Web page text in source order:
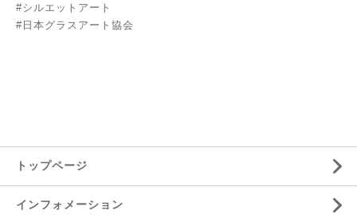
#シルエットアート
#日本グラスアート協会
トップページ
インフォメーション